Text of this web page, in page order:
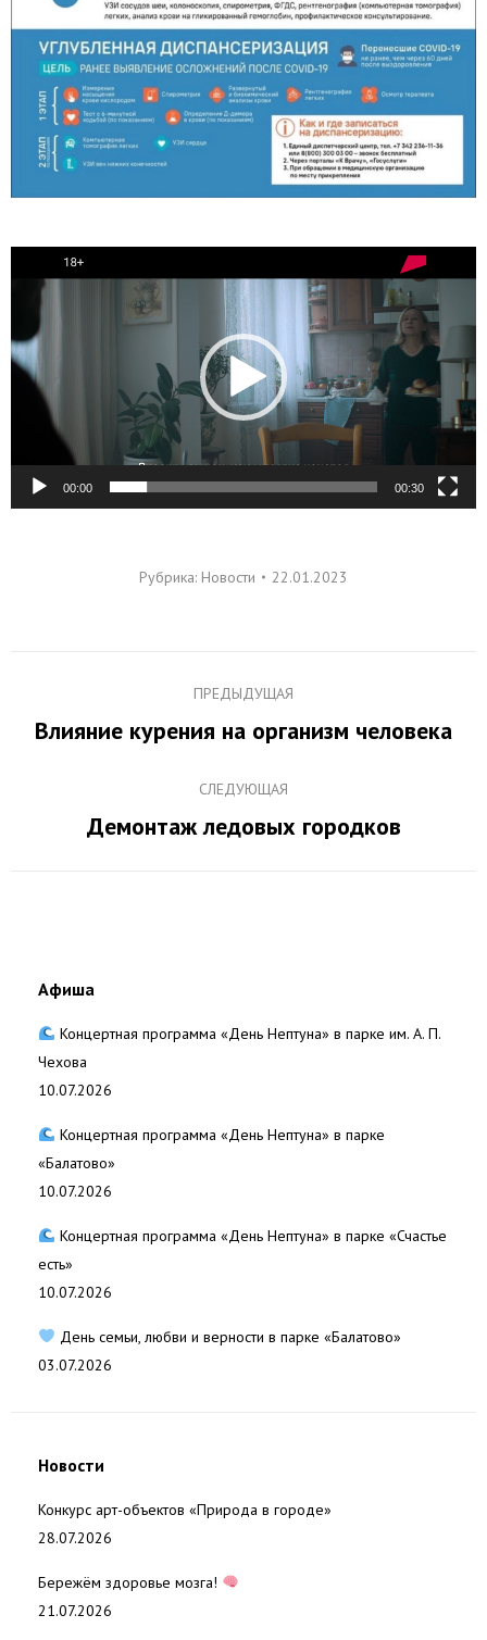
Видеоплеер
00:00 00:30
Рубрика: Новости 22.01.2023
по
ПРЕДЫДУЩАЯ
Предыдущая
Влияние курения на организм человека
СЛЕДУЮЩАЯ
Следующая
Демонтаж ледовых городков
Афиша
Концертная программа «День Нептуна» в парке им. А. П.
Чехова
10.07.2026
Концертная программа «День Нептуна» в парке
«Балатово»
10.07.2026
Концертная программа «День Нептуна» в парке «Счастье
есть»
10.07.2026
День семьи, любви и верности в парке «Балатово»
03.07.2026
Новости
Конкурс арт-объектов «Природа в городе»
28.07.2026
Бережём здоровье мозга!
21.07.2026